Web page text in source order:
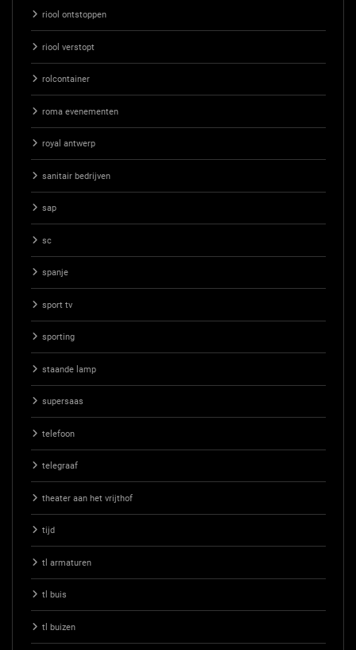
riool ontstoppen
riool verstopt
rolcontainer
roma evenementen
royal antwerp
sanitair bedrijven
sap
sc
spanje
sport tv
sporting
staande lamp
supersaas
telefoon
telegraaf
theater aan het vrijthof
tijd
tl armaturen
tl buis
tl buizen